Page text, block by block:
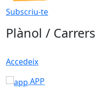
Subscriu-te
Plànol / Carrers
Accedeix
APP